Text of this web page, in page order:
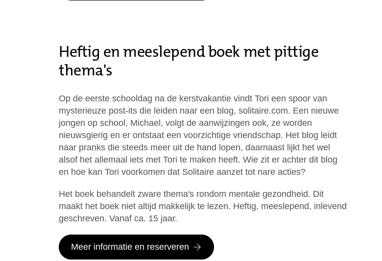
Heftig en meeslepend boek met pittige
thema's
Op de eerste schooldag na de kerstvakantie vindt Tori een spoor van
mysterieuze post-its die leiden naar een blog, solitaire.com. Een nieuwe
jongen op school, Michael, volgt de aanwijzingen ook, ze worden
nieuwsgierig en er ontstaat een voorzichtige vriendschap. Het blog leidt
naar pranks die steeds meer uit de hand lopen, daarnaast lijkt het wel
alsof het allemaal iets met Tori te maken heeft. Wie zit er achter dit blog
en hoe kan Tori voorkomen dat Solitaire aanzet tot nare acties?
Het boek behandelt zware thema's rondom mentale gezondheid. Dit
maakt het boek niet altijd makkelijk te lezen. Heftig, meeslepend, inlevend
geschreven. Vanaf ca. 15 jaar.
Meer informatie en reserveren